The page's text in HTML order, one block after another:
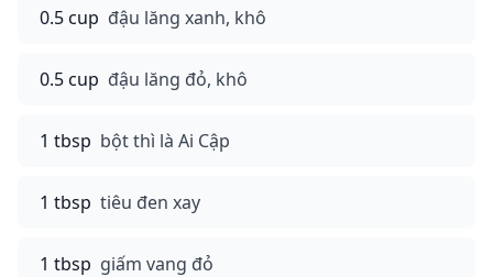
0.5 cup đậu lăng xanh, khô
0.5 cup đậu lăng đỏ, khô
1 tbsp bột thì là Ai Cập
1 tbsp tiêu đen xay
1 tbsp giấm vang đỏ